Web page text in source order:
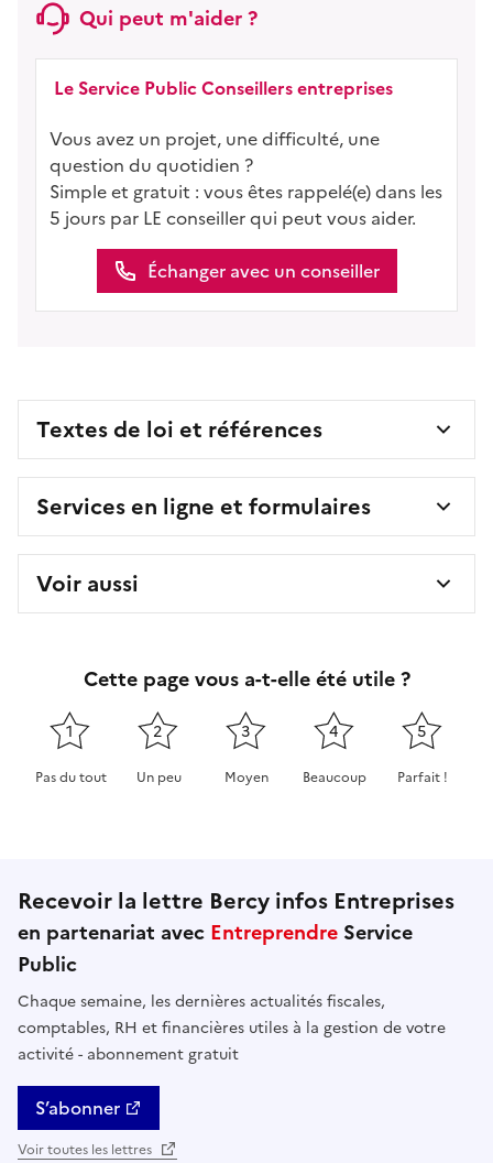
Qui peut m'aider ?
Le Service Public Conseillers entreprises
Vous avez un projet, une difficulté, une
question du quotidien ?
Simple et gratuit : vous êtes rappelé(e) dans les
5 jours par LE conseiller qui peut vous aider.
Échanger avec un conseiller
Textes de loi et références
Services en ligne et formulaires
Voir aussi
Cette page vous a-t-elle été utile ?
1
Pas du tout
2
Un peu
3
Moyen
4
Beaucoup
5
Parfait !
Recevoir la lettre Bercy infos Entreprises
en partenariat avec Entreprendre Service
Public
Chaque semaine, les dernières actualités fiscales,
comptables, RH et financières utiles à la gestion de votre
activité - abonnement gratuit
S’abonner
Voir toutes les lettres